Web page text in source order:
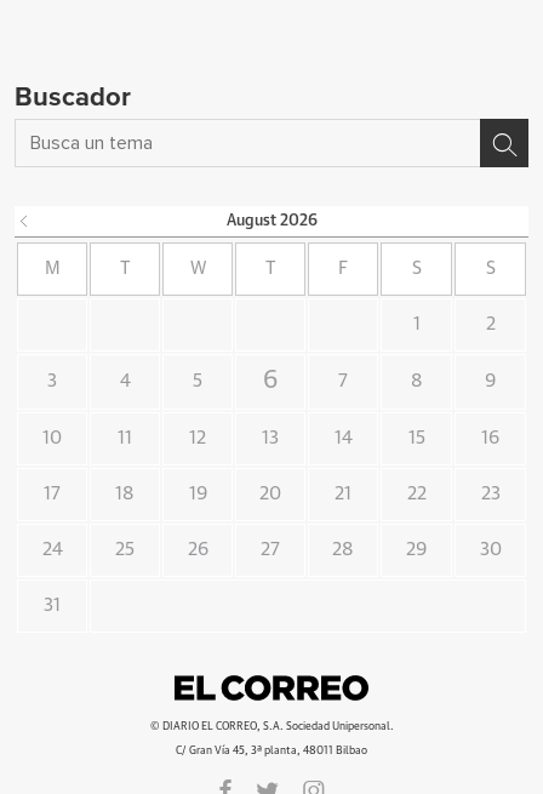
Buscador
August 2026
M W F S S
1 2
3 4 5 6 7 8 9
10 11 12 13 14 15 16
17 18 19 20 21 22 23
24 25 26 27 28 29 30
31
© DIARIO EL CORREO, S.A. Sociedad Unipersonal.
C/ Gran Vía 45, 3ª planta, 48011 Bilbao